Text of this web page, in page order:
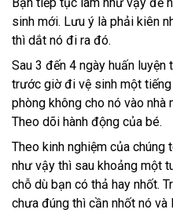
Bạn tiếp tục làm như vậy để
sinh mới. Lưu ý là phải kiên
thì dắt nó đi ra đó.
Sau 3 đến 4 ngày huấn
trước giờ đi vệ sinh một
phòng không cho nó vào nhà
Theo dõi hành động của bé.
Theo kinh nghiệm của chúng
như vậy thì sau khoảng một
chỗ dù bạn có thả hay nhốt.
chưa đúng thì cần nhốt nó